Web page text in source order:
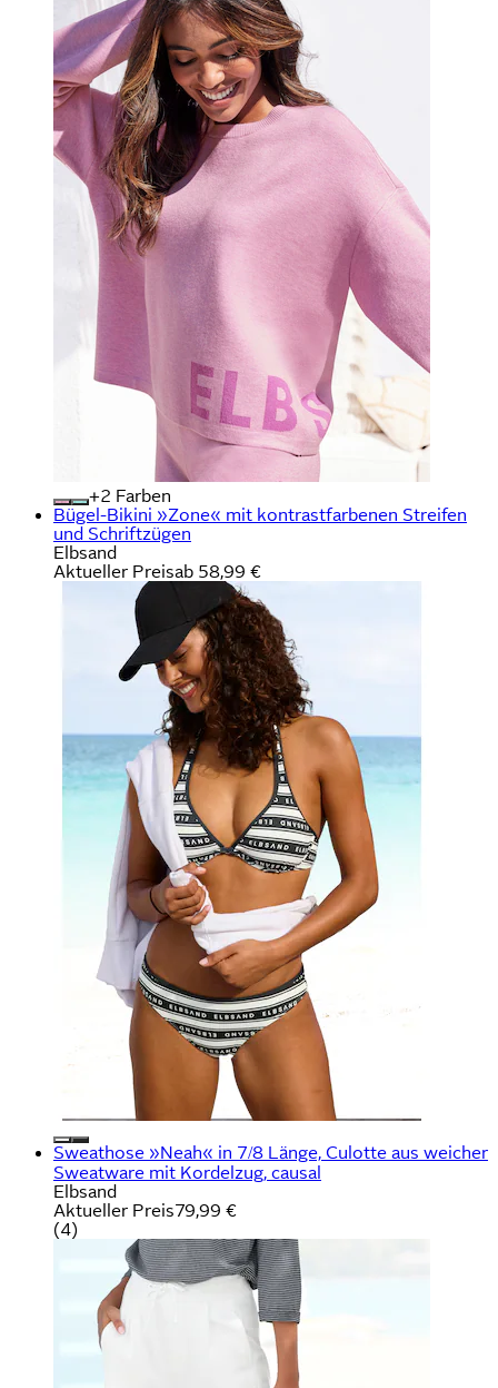
+
Farben
Bügel-Bikini »Zone« mit kontrastfarbenen Streifen
und Schriftzügen
Elbsand
Aktueller Preisab 58,99 €
Sweathose »Neah« in 7/8 Länge, Culotte aus weicher
Sweatware mit Kordelzug, causal
Elbsand
Aktueller Preis79,99 €
(4)